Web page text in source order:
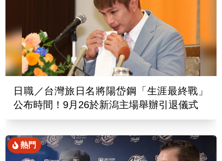
日職／台灣旅日名將陽岱鋼「生涯最終戰」
公布時間！9月26於新潟主場舉辦引退儀式
熱門